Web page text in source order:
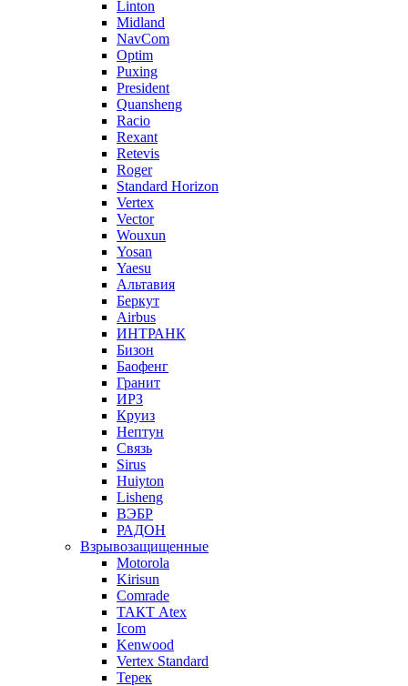
Linton
Midland
NavCom
Optim
Puxing
President
Quansheng
Racio
Rexant
Retevis
Roger
Standard Horizon
Vertex
Vector
Wouxun
Yosan
Yaesu
Альтавия
Беркут
Airbus
ИНТРАНК
Бизон
Баофенг
Гранит
ИРЗ
Круиз
Нептун
Связь
Sirus
Huiyton
Lisheng
ВЭБР
РАДОН
Взрывозащищенные
Motorola
Kirisun
Comrade
ТАКТ Atex
Icom
Kenwood
Vertex Standard
Терек